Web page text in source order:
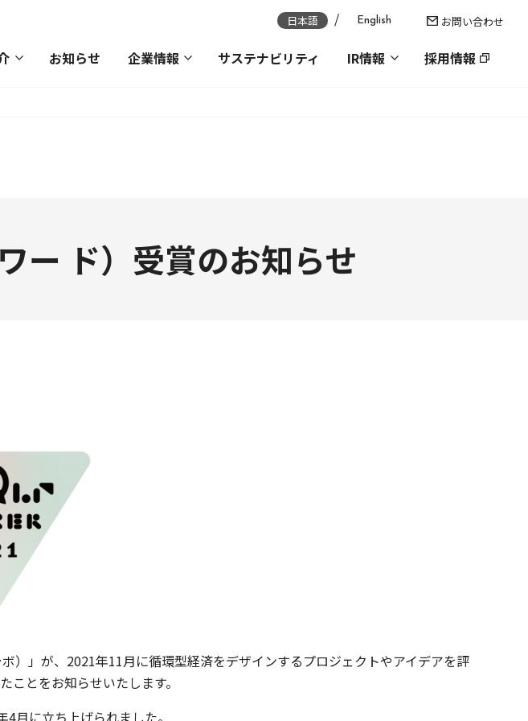
日本語 English お問い合わせ
お知らせ 企業情報 サステナビリティ IR情報 採用情報
ー ド）受賞のお知らせ
）」が、2021年11月に循環型経済をデザインするプロジェクトやアイデアを評
とをお知らせいたします。
月に立ち上げられました。